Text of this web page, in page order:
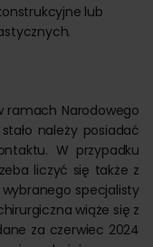
lub
ramach Narodowego
należy posiadać
W przypadku
liczyć się także z
specjalisty
wiąże się z
za czerwiec 2024